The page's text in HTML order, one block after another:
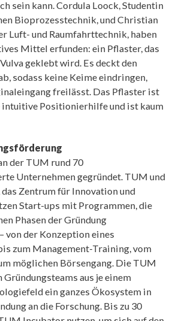
sein kann. Cordula Loock, Studentin
Bioprozesstechnik, und Christian
Luft- und Raumfahrttechnik, haben
Mittel erfunden: ein Pflaster, das
geklebt wird. Es deckt den
sodass keine Keime eindringen,
freilässt. Das Pflaster ist
intuitive Positionierhilfe und ist kaum
der TUM rund 70
Unternehmen gegründet. TUM und
Zentrum für Innovation und
Start-ups mit Programmen, die
Phasen der Gründung
von der Konzeption eines
zum Management-Training, vom
möglichen Börsengang. Die TUM
aus je einem
ein ganzes Ökosystem in
an die Forschung. Bis zu 30